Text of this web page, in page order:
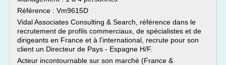
Référence : Vm9615D
Vidal Associates Consulting & Search, référence dans le
recrutement de profils commerciaux, de spécialistes et de
dirigeants en France et à l'international, recrute pour son
client un Directeur de Pays - Espagne H/F.
Acteur incontournable sur son marché (France &